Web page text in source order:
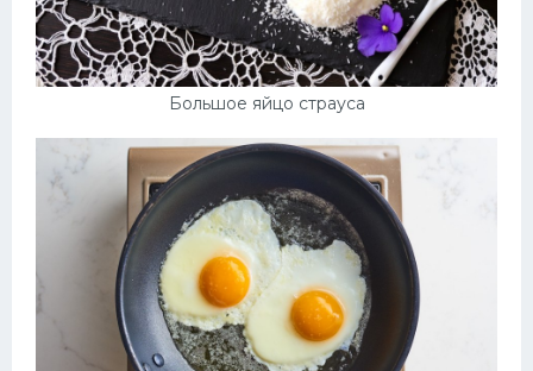
Большое яйцо страуса